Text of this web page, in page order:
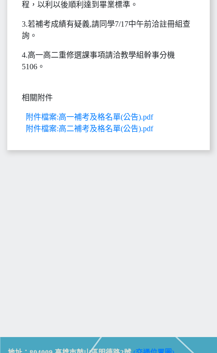
程，以利以後順利達到畢業標準。
3.若補考成績有疑義,請同學7/17中午前洽註冊組查
詢。
4.高一高二重修選課事項請洽教學組幹事分機
5106。
相關附件
附件檔案:高一補考及格名單(公告).pdf
附件檔案:高二補考及格名單(公告).pdf